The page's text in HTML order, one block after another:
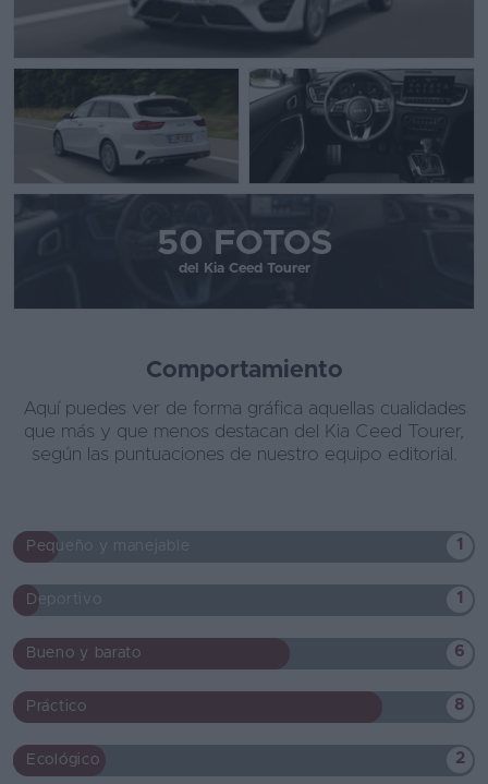
50 FOTOS
del Kia Ceed Tourer
Comportamiento
Aquí puedes ver de forma gráfica aquellas cualidades
que más y que menos destacan del Kia Ceed Tourer,
según las puntuaciones de nuestro equipo editorial.
Pequeño y manejable 1
Deportivo 1
Bueno y barato 6
Práctico 8
Ecológico 2